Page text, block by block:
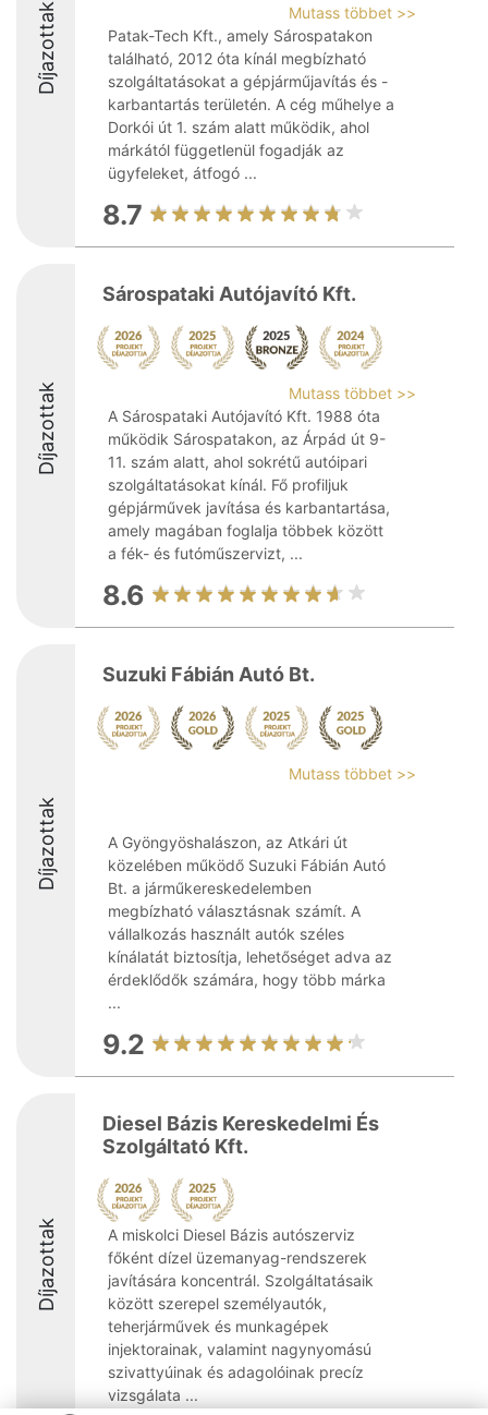
Díjazottak
Mutass többet >>
Patak-Tech Kft., amely Sárospatakon
található, 2012 óta kínál megbízható
szolgáltatásokat a gépjárműjavítás és -
karbantartás területén. A cég műhelye a
Dorkói út 1. szám alatt működik, ahol
márkától függetlenül fogadják az
ügyfeleket, átfogó ...
8.7
Díjazottak
Sárospataki Autójavító Kft.
Mutass többet >>
A Sárospataki Autójavító Kft. 1988 óta
működik Sárospatakon, az Árpád út 9-
11. szám alatt, ahol sokrétű autóipari
szolgáltatásokat kínál. Fő profiljuk
gépjárművek javítása és karbantartása,
amely magában foglalja többek között
a fék- és futóműszervizt, ...
8.6
Díjazottak
Suzuki Fábián Autó Bt.
Mutass többet >>
A Gyöngyöshalászon, az Atkári út
közelében működő Suzuki Fábián Autó
Bt. a járműkereskedelemben
megbízható választásnak számít. A
vállalkozás használt autók széles
kínálatát biztosítja, lehetőséget adva az
érdeklődők számára, hogy több márka
...
9.2
Díjazottak
Diesel Bázis Kereskedelmi És
Szolgáltató Kft.
A miskolci Diesel Bázis autószerviz
főként dízel üzemanyag-rendszerek
javítására koncentrál. Szolgáltatásaik
között szerepel személyautók,
teherjárművek és munkagépek
injektorainak, valamint nagynyomású
szivattyúinak és adagolóinak precíz
vizsgálata ...